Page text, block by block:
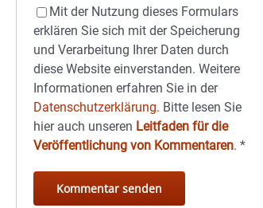
Mit der Nutzung dieses Formulars
erklären Sie sich mit der Speicherung
und Verarbeitung Ihrer Daten durch
diese Website einverstanden. Weitere
Informationen erfahren Sie in der
Datenschutzerklärung. Bitte lesen Sie
hier auch unseren Leitfaden für die
Veröffentlichung von Kommentaren.*